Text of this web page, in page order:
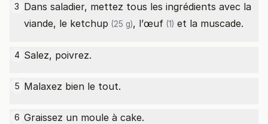
3 Dans saladier, mettez tous les ingrédients avec la
viande, le ketchup (25 g), l’œuf (1) et la muscade.
4 Salez, poivrez.
5 Malaxez bien le tout.
6 Graissez un moule à cake.